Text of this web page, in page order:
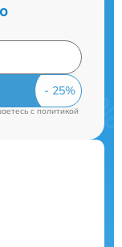
cполитикой